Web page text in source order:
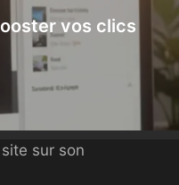
vos clics